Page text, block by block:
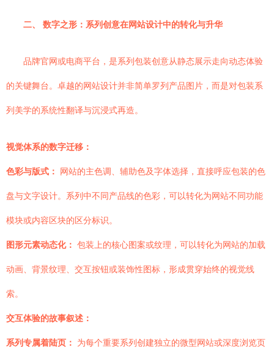
二、 数字之形：系列创意在网站设计中的转化与升华
品牌官网或电商平台，是系列包装创意从静态展示走向动态体验
的关键舞台。卓越的网站设计并非简单罗列产品图片，而是对包装系
列美学的系统性翻译与沉浸式再造。
视觉体系的数字迁移：
色彩与版式： 网站的主色调、辅助色及字体选择，直接呼应包装的色
盘与文字设计。系列中不同产品线的色彩，可以转化为网站不同功能
模块或内容区块的区分标识。
图形元素动态化： 包装上的核心图案或纹理，可以转化为网站的加载
动画、背景纹理、交互按钮或装饰性图标，形成贯穿始终的视觉线
索。
交互体验的故事叙述：
系列专属着陆页： 为每个重要系列创建独立的微型网站或深度浏览页